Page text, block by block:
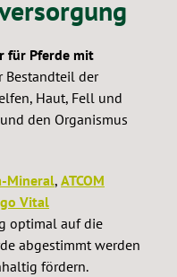
für Pferde mit
Bestandteil der
Haut, Fell und
den Organismus
Mineral, ATCOM
Vital
optimal auf die
abgestimmt werden
fördern.